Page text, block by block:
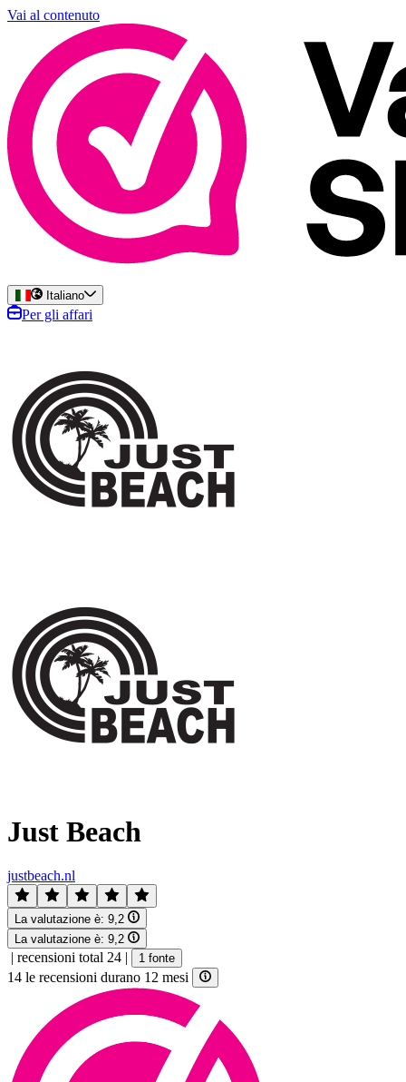
Vai al contenuto
Italiano
Per gli affari
Just Beach
justbeach.nl
La valutazione è: 9,2
La valutazione è: 9,2
| recensioni total 24 | 1 fonte
14 le recensioni durano 12 mesi